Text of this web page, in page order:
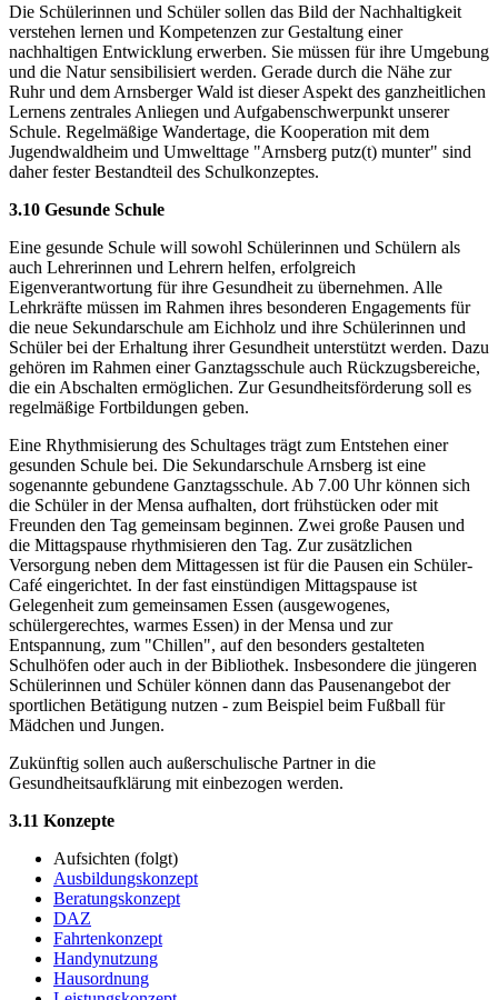
Die Schülerinnen und Schüler sollen das Bild der Nachhaltigkeit
verstehen lernen und Kompetenzen zur Gestaltung einer
nachhaltigen Entwicklung erwerben. Sie müssen für ihre Umgebung
und die Natur sensibilisiert werden. Gerade durch die Nähe zur
Ruhr und dem Arnsberger Wald ist dieser Aspekt des ganzheitlichen
Lernens zentrales Anliegen und Aufgabenschwerpunkt unserer
Schule. Regelmäßige Wandertage, die Kooperation mit dem
Jugendwaldheim und Umwelttage "Arnsberg putz(t) munter" sind
daher fester Bestandteil des Schulkonzeptes.
3.10 Gesunde Schule
Eine gesunde Schule will sowohl Schülerinnen und Schülern als
auch Lehrerinnen und Lehrern helfen, erfolgreich
Eigenverantwortung für ihre Gesundheit zu übernehmen. Alle
Lehrkräfte müssen im Rahmen ihres besonderen Engagements für
die neue Sekundarschule am Eichholz und ihre Schülerinnen und
Schüler bei der Erhaltung ihrer Gesundheit unterstützt werden. Dazu
gehören im Rahmen einer Ganztagsschule auch Rückzugsbereiche,
die ein Abschalten ermöglichen. Zur Gesundheitsförderung soll es
regelmäßige Fortbildungen geben.
Eine Rhythmisierung des Schultages trägt zum Entstehen einer
gesunden Schule bei. Die Sekundarschule Arnsberg ist eine
sogenannte gebundene Ganztagsschule. Ab 7.00 Uhr können sich
die Schüler in der Mensa aufhalten, dort frühstücken oder mit
Freunden den Tag gemeinsam beginnen. Zwei große Pausen und
die Mittagspause rhythmisieren den Tag. Zur zusätzlichen
Versorgung neben dem Mittagessen ist für die Pausen ein Schüler-
Café eingerichtet. In der fast einstündigen Mittagspause ist
Gelegenheit zum gemeinsamen Essen (ausgewogenes,
schülergerechtes, warmes Essen) in der Mensa und zur
Entspannung, zum "Chillen", auf den besonders gestalteten
Schulhöfen oder auch in der Bibliothek. Insbesondere die jüngeren
Schülerinnen und Schüler können dann das Pausenangebot der
sportlichen Betätigung nutzen - zum Beispiel beim Fußball für
Mädchen und Jungen.
Zukünftig sollen auch außerschulische Partner in die
Gesundheitsaufklärung mit einbezogen werden.
3.11 Konzepte
Aufsichten (folgt)
Ausbildungskonzept
Beratungskonzept
DAZ
Fahrtenkonzept
Handynutzung
Hausordnung